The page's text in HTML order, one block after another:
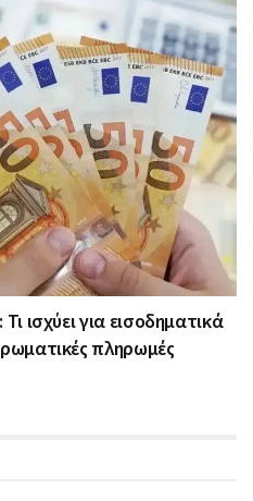
ισχύει για εισοδηματικά
πληρωμές